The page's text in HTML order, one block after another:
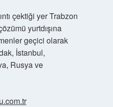
çektiği yer Trabzon
yurtdışına
geçici olarak
İstanbul,
Rusya ve